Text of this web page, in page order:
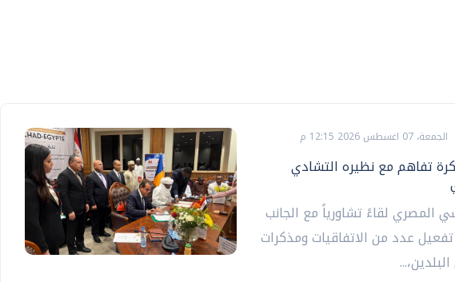
الجمعة، 07 اغسطس 2026 12:15 م
تفاهم مع نظيره التشادي
المصري لقاءً تشاورياً مع الجانب
عدد من الاتفاقيات ومذكرات